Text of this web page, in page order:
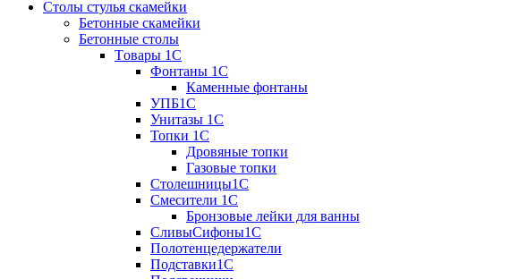
Столы стулья скамейки
Бетонные скамейки
Бетонные столы
Tовары 1C
Фонтаны 1C
Каменные фонтаны
УПБ1С
Унитазы 1С
Топки 1С
Дровяные топки
Газовые топки
Столешницы1С
Смесители 1С
Бронзовые лейки для ванны
СливыСифоны1С
Полотенцедержатели
Подставки1С